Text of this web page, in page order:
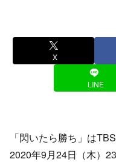
X
LINE
「閃いたら勝ち」は
2020年9月24日（木）